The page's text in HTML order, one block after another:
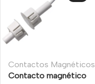
Contactos Magnéticos
Contacto magnético